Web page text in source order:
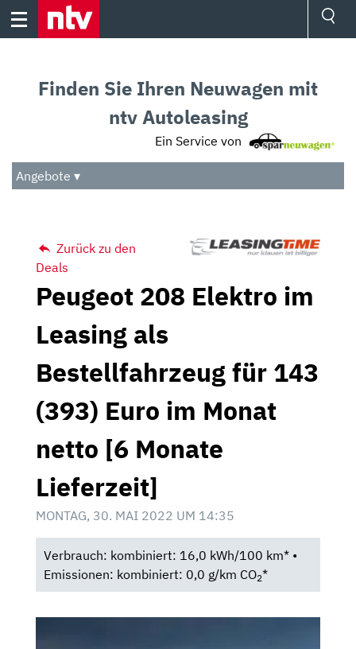
Skip
Audio
Das Beste
Finden Sie Ihren Neuwagen mit
ntv Autoleasing
Ein Service von
Angebote ▾
Zurück zu den
Deals
Peugeot 208 Elektro im
Leasing als
Bestellfahrzeug für 143
(393) Euro im Monat
netto [6 Monate
Lieferzeit]
MONTAG, 30. MAI 2022 UM 14:35
Verbrauch: kombiniert: 16,0 kWh/100 km* •
Emissionen: kombiniert: 0,0 g/km CO2*